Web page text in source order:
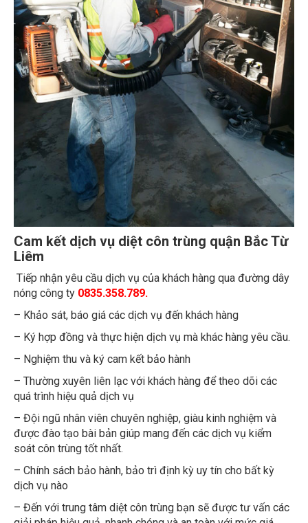
Cam kết dịch vụ diệt côn trùng quận Bắc Từ
Liêm
Tiếp nhận yêu cầu dịch vụ của khách hàng qua đường dây
nóng công ty0835.358.789.
– Khảo sát, báo giá các dịch vụ đến khách hàng
– Ký hợp đồng và thực hiện dịch vụ mà khác hàng yêu cầu.
– Nghiệm thu và ký cam kết bảo hành
– Thường xuyên liên lạc với khách hàng để theo dõi các
quá trình hiệu quả dịch vụ
– Đội ngũ nhân viên chuyên nghiệp, giàu kinh nghiệm và
được đào tạo bài bản giúp mang đến các dịch vụ kiểm
soát côn trùng tốt nhất.
– Chính sách bảo hành, bảo trì định kỳ uy tín cho bất kỳ
dịch vụ nào
– Đến với trung tâm diệt côn trùng bạn sẽ được tư vấn các
giải pháp hiệu quả, nhanh chóng và an toàn với mức giá